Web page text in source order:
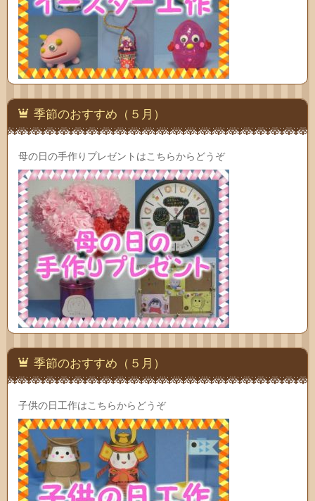
季節のおすすめ（５月）
母の日の手作りプレゼントはこちらからどうぞ
季節のおすすめ（５月）
子供の日工作はこちらからどうぞ